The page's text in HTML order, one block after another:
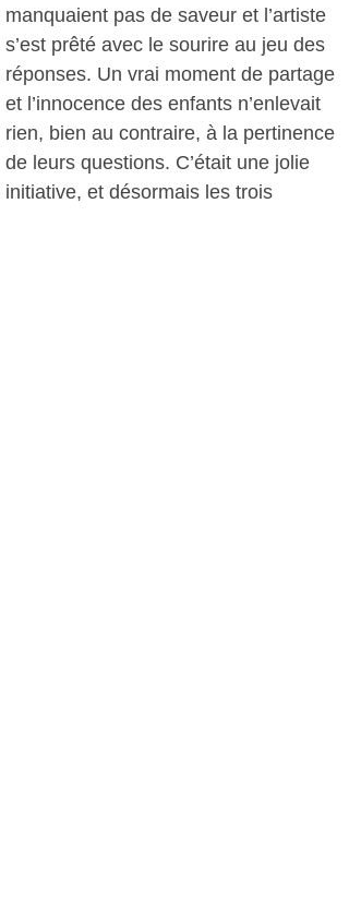
manquaient pas de saveur et l’artiste
s’est prêté avec le sourire au jeu des
réponses. Un vrai moment de partage
et l’innocence des enfants n’enlevait
rien, bien au contraire, à la pertinence
de leurs questions. C’était une jolie
initiative, et désormais les trois